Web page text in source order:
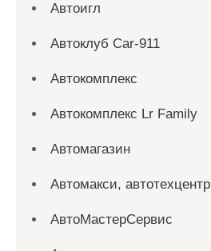
Автоигл
Автоклуб Car-911
Автокомплекс
Автокомплекс Lr Family
Автомагазин
Автомакси, автотехцентр
АвтоМастерСервис